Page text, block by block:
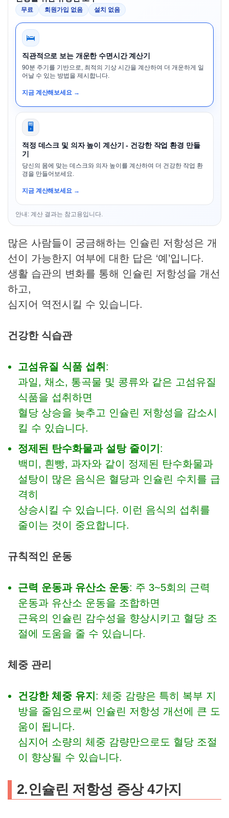
무료 회원가입 없음 설치 없음
🛌
직관적으로 보는 개운한 수면시간 계산기
90분 주기를 기반으로, 최적의 기상 시간을 계산하여 더 개운하게 일
어날 수 있는 방법을 제시합니다.
지금 계산해보세요 →
🖥️
적정 데스크 및 의자 높이 계산기 - 건강한 작업 환경 만들
기
당신의 몸에 맞는 데스크와 의자 높이를 계산하여 더 건강한 작업 환
경을 만들어보세요.
지금 계산해보세요 →
안내: 계산 결과는 참고용입니다.
많은 사람들이 궁금해하는 인슐린 저항성은 개
선이 가능한지 여부에 대한 답은 ‘예’입니다.
생활 습관의 변화를 통해 인슐린 저항성을 개선
하고,
심지어 역전시킬 수 있습니다.
건강한 식습관
고섬유질 식품 섭취 :
과일, 채소, 통곡물 및 콩류와 같은 고섬유질
식품을 섭취하면
혈당 상승을 늦추고 인슐린 저항성을 감소시
킬 수 있습니다.
정제된 탄수화물과 설탕 줄이기 :
백미, 흰빵, 과자와 같이 정제된 탄수화물과
설탕이 많은 음식은 혈당과 인슐린 수치를 급
격히
상승시킬 수 있습니다. 이런 음식의 섭취를
줄이는 것이 중요합니다.
규칙적인 운동
근력 운동과 유산소 운동: 주 3~5회의 근력
운동과 유산소 운동을 조합하면
근육의 인슐린 감수성을 향상시키고 혈당 조
절에 도움을 줄 수 있습니다.
체중 관리
건강한 체중 유지 : 체중 감량은 특히 복부 지
방을 줄임으로써 인슐린 저항성 개선에 큰 도
움이 됩니다.
심지어 소량의 체중 감량만으로도 혈당 조절
이 향상될 수 있습니다.
2.인슐린 저항성 증상 4가지